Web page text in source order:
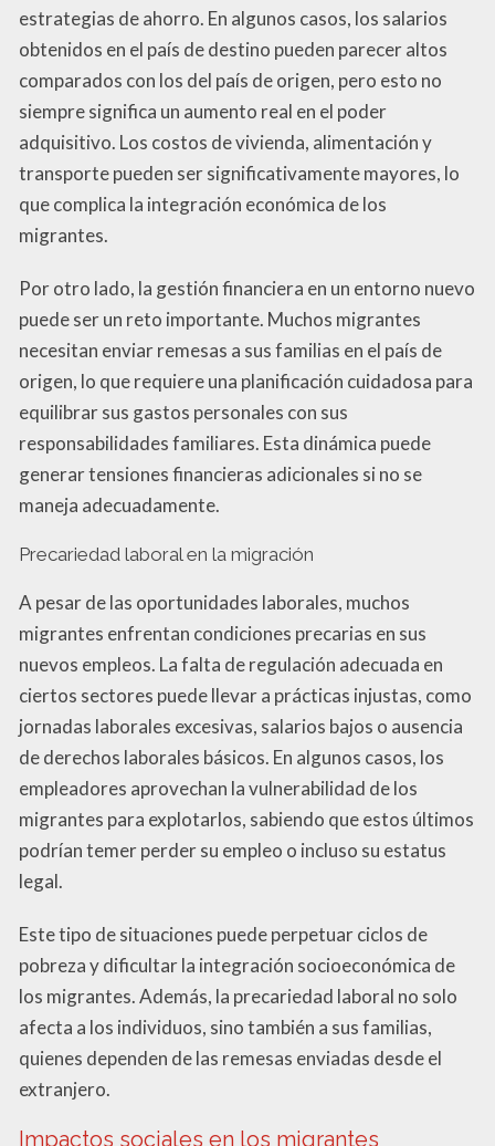
estrategias de ahorro. En algunos casos, los salarios
obtenidos en el país de destino pueden parecer altos
comparados con los del país de origen, pero esto no
siempre significa un aumento real en el poder
adquisitivo. Los costos de vivienda, alimentación y
transporte pueden ser significativamente mayores, lo
que complica la integración económica de los
migrantes.
Por otro lado, la gestión financiera en un entorno nuevo
puede ser un reto importante. Muchos migrantes
necesitan enviar remesas a sus familias en el país de
origen, lo que requiere una planificación cuidadosa para
equilibrar sus gastos personales con sus
responsabilidades familiares. Esta dinámica puede
generar tensiones financieras adicionales si no se
maneja adecuadamente.
Precariedad laboral en la migración
A pesar de las oportunidades laborales, muchos
migrantes enfrentan condiciones precarias en sus
nuevos empleos. La falta de regulación adecuada en
ciertos sectores puede llevar a prácticas injustas, como
jornadas laborales excesivas, salarios bajos o ausencia
de derechos laborales básicos. En algunos casos, los
empleadores aprovechan la vulnerabilidad de los
migrantes para explotarlos, sabiendo que estos últimos
podrían temer perder su empleo o incluso su estatus
legal.
Este tipo de situaciones puede perpetuar ciclos de
pobreza y dificultar la integración socioeconómica de
los migrantes. Además, la precariedad laboral no solo
afecta a los individuos, sino también a sus familias,
quienes dependen de las remesas enviadas desde el
extranjero.
Impactos sociales en los migrantes